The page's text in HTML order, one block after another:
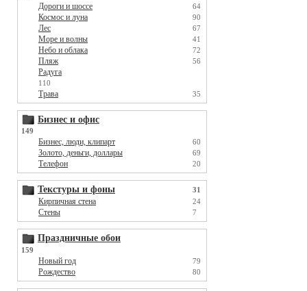
Дороги и шоссе 64
Космос и луна 90
Лес 67
Море и волны 41
Небо и облака 72
Пляж 56
Радуга
110
Трава 35
Бизнес и офис
149
Бизнес, люди, клипарт 60
Золото, деньги, доллары 69
Телефон 20
Текстуры и фоны 31
Кирпичная стена 24
Стены 7
Праздничные обои
159
Новый год 79
Рождество 80